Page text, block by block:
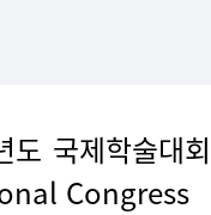
국제학술대회
Congress